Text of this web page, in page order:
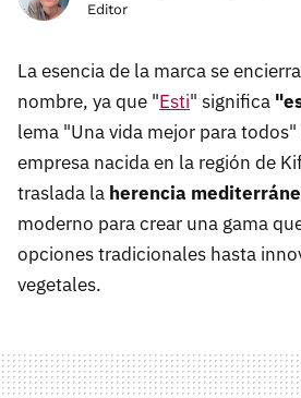
Editor
La esencia de la marca se
nombre, ya que "Esti" significa
lema "Una vida mejor para todos"
empresa nacida en la región de
traslada la herencia
moderno para crear una gama
opciones tradicionales hasta
vegetales.